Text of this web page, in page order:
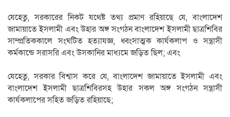
যেহেতু, সরকারের নিকট যথেষ্ট তথ্য প্রমাণ রহিয়াছে যে, বাংলাদেশ
জামায়াতে ইসলামী এবং উহার অঙ্গ সংগঠন বাংলাদেশ ইসলামী ছাত্রশিবির
সাম্প্রতিককালে সংঘটিত হত্যাযজ্ঞ, ধ্বংসাত্মক কার্যকলাপ ও সন্ত্রাসী
কর্মকান্ডে সরাসরি এবং উসকানির মাধ্যমে জড়িত ছিল; এবং
যেহেতু, সরকার বিশ্বাস করে যে, বাংলাদেশ জামায়াতে ইসলামী এবং
বাংলাদেশ ইসলামী ছাত্রশিবিরসহ উহার সকল অঙ্গ সংগঠন সন্ত্রাসী
কার্যকলাপের সহিত জড়িত রহিয়াছে;